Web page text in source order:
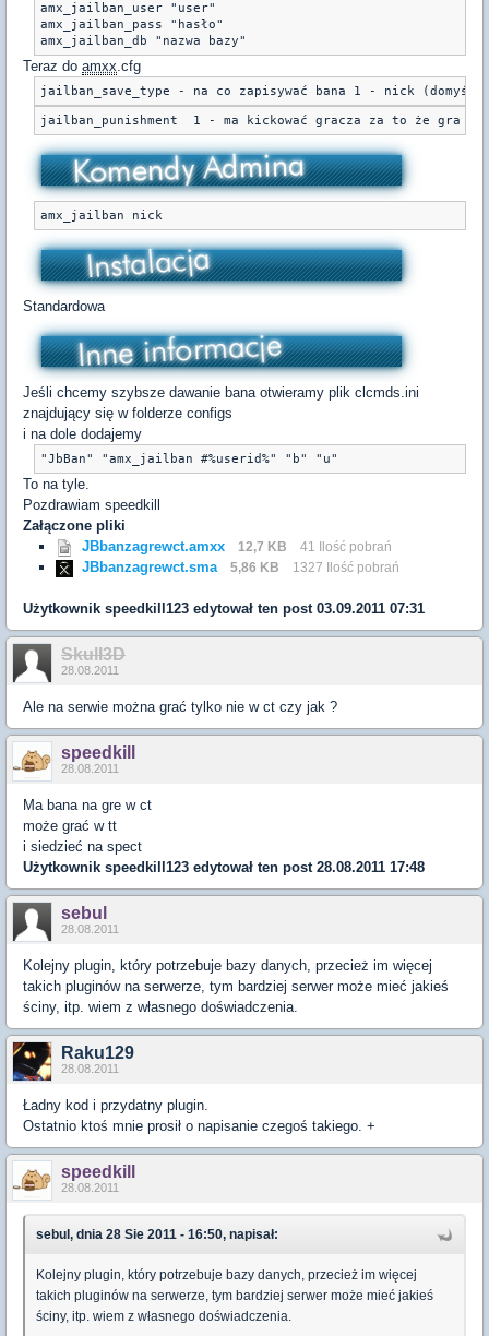
amx_jailban_user "user"
amx_jailban_pass "hasło"
amx_jailban_db "nazwa bazy"
Teraz do amxx.cfg
jailban_save_type - na co zapisywać bana 1 - nick
jailban_punishment  1 - ma kickować gracza za to że
amx_jailban nick
Standardowa
Jeśli chcemy szybsze dawanie bana otwieramy plik clcmds.ini
znajdujący się w folderze configs
i na dole dodajemy
"JbBan" "amx_jailban #%userid%" "b" "u"
To na tyle.
Pozdrawiam speedkill
Załączone pliki
JBbanzagrewct.amxx
12,7 KB 41 Ilość pobrań
JBbanzagrewct.sma 5,86 KB 1327 Ilość pobrań
Użytkownik speedkill123 edytował ten post 03.09.2011 07:31
Skull3D
28.08.2011
Ale na serwie można grać tylko nie w ct czy jak ?
speedkill
28.08.2011
Ma bana na gre w ct
może grać w tt
i siedzieć na spect
Użytkownik speedkill123 edytował ten post 28.08.2011 17:48
sebul
28.08.2011
Kolejny plugin, który potrzebuje bazy danych, przecież im więcej
takich pluginów na serwerze, tym bardziej serwer może mieć jakieś
ściny, itp. wiem z własnego doświadczenia.
Raku129
28.08.2011
Ładny kod i przydatny plugin.
Ostatnio ktoś mnie prosił o napisanie czegoś takiego. +
speedkill
28.08.2011
sebul, dnia 28 Sie 2011 - 16:50, napisał:
Kolejny plugin, który potrzebuje bazy danych, przecież im więcej
takich pluginów na serwerze, tym bardziej serwer może mieć jakieś
ściny, itp. wiem z własnego doświadczenia.